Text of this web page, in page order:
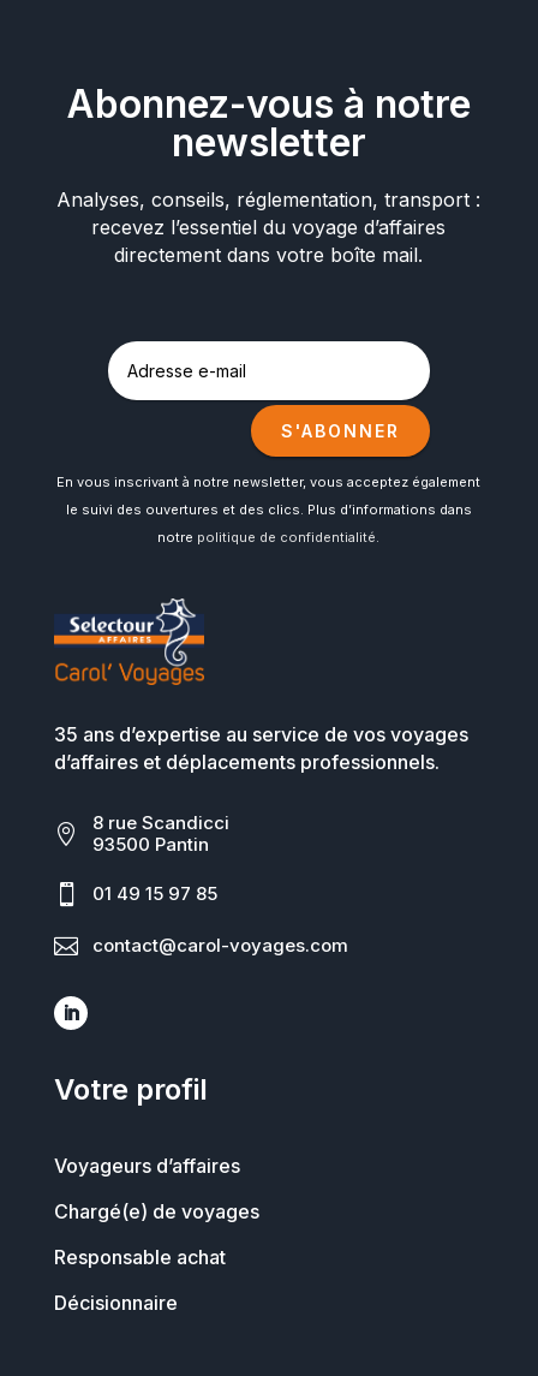
Abonnez-vous à notre
newsletter
Analyses, conseils, réglementation, transport :
recevez l’essentiel du voyage d’affaires
directement dans votre boîte mail.
S'ABONNER
En vous inscrivant à notre newsletter, vous acceptez également
le suivi des ouvertures et des clics. Plus d’informations dans
notre politique de confidentialité.
35 ans d’expertise au service de vos voyages
d’affaires et déplacements professionnels.

8 rue Scandicci
93500 Pantin
 01 49 15 97 85
 contact@carol-voyages.com
Votre profil
Voyageurs d’affaires
Chargé(e) de voyages
Responsable achat
Décisionnaire